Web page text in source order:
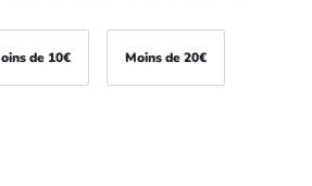
de 10€ Moins de 20€